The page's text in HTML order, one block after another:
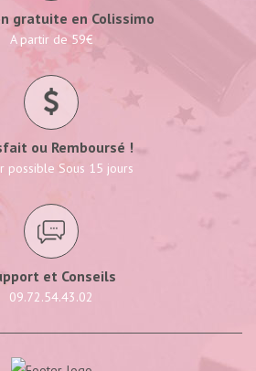
gratuite en Colissimo
A partir de 59€
ou Remboursé !
possible Sous 15 jours
et Conseils
09.72.54.43.02